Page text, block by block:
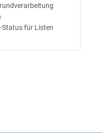
Status für Listen